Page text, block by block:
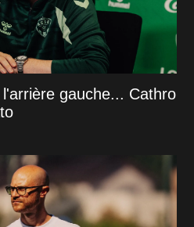
gauche... Cathro